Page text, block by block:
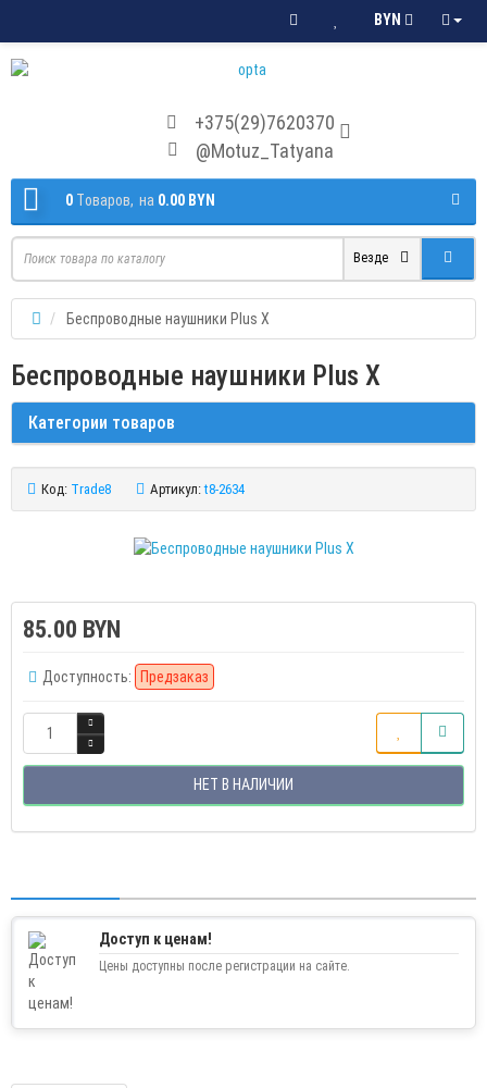
BYN
+375(29)7620370
@Motuz_Tatyana
0 Tоваров, на 0.00 BYN
Везде
Беспроводные наушники Plus X
Беспроводные наушники Plus X
Категории товаров
Код: Trade8 Артикул: t8-2634
85.00 BYN
Доступность: Предзаказ
НЕТ В НАЛИЧИИ
Доступ к ценам!
Цены доступны после регистрации на сайте.